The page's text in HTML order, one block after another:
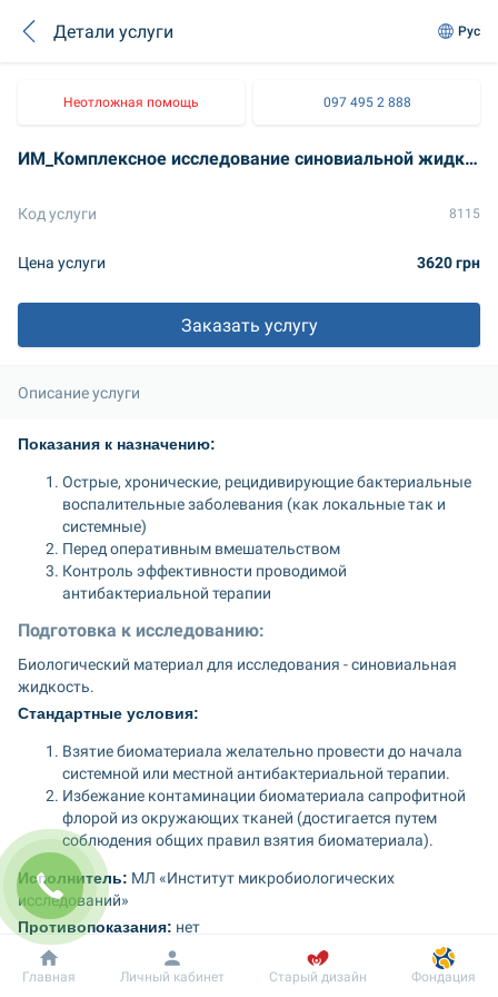
Детали услуги Рус
Неотложная помощь 097 495 2 888
ИМ_Комплексное исследование синовиальной жидкости: идентификация аэробных и анаэробных микроорганизмов, грибов Candida spp. Предварительный результат. Антибиотикограмма из МИК и антимикотикограмма из МИК.
Код услуги 8115
Цена услуги 3620 грн
Заказать услугу
Описание услуги
Показания к назначению:
Острые, хронические, рецидивирующие бактериальные
воспалительные заболевания (как локальные так и
системные)
Перед оперативным вмешательством
Контроль эффективности проводимой
антибактериальной терапии
Подготовка к исследованию:
Биологический материал для исследования - синовиальная
жидкость.
Стандартные условия:
Взятие биоматериала желательно провести до начала
системной или местной антибактериальной терапии.
Избежание контаминации биоматериала сапрофитной
флорой из окружающих тканей (достигается путем
соблюдения общих правил взятия биоматериала).
Исполнитель: МЛ «Институт микробиологических
исследований»
Противопоказания: нет
Срок выполнения: 72 ч - 336 ч (3-14 суток)
Услуга предоставляется на подразделениях (в
Добробут Информация Пациенту
Главная Личный кабинет Старый дизайн Фондация